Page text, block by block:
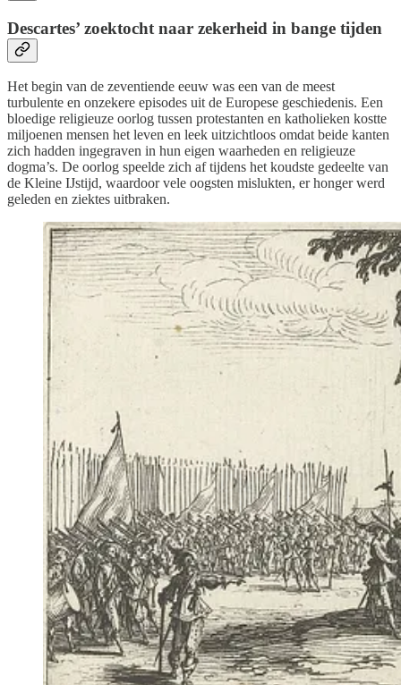
Descartes’ zoektocht naar zekerheid in bange tijden
Het begin van de zeventiende eeuw was een van de meest
turbulente en onzekere episodes uit de Europese geschiedenis. Een
bloedige religieuze oorlog tussen protestanten en katholieken kostte
miljoenen mensen het leven en leek uitzichtloos omdat beide kanten
zich hadden ingegraven in hun eigen waarheden en religieuze
dogma’s. De oorlog speelde zich af tijdens het koudste gedeelte van
de Kleine IJstijd, waardoor vele oogsten mislukten, er honger werd
geleden en ziektes uitbraken.